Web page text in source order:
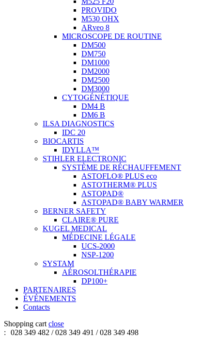
PROVIDO
M530 OHX
ARveo 8
MICROSCOPE DE ROUTINE
DM500
DM750
DM1000
DM2000
DM2500
DM3000
CYTOGÉNÉTIQUE
DM4 B
DM6 B
ILSA DIAGNOSTICS
IDC 20
BIOCARTIS
IDYLLA™
STIHLER ELECTRONIC
SYSTÈME DE RÉCHAUFFEMENT
ASTOFLO® PLUS eco
ASTOTHERM® PLUS
ASTOPAD®
ASTOPAD® BABY WARMER
BERNER SAFETY
CLAIRE® PURE
KUGEL MEDICAL
MÉDECINE LÉGALE
UCS-2000
NSP-1200
SYSTAM
AÉROSOLTHÉRAPIE
DP100+
PARTENAIRES
ÉVÉNEMENTS
Contacts
Shopping cart close
:
028 349 482 / 028 349 491 / 028 349 498